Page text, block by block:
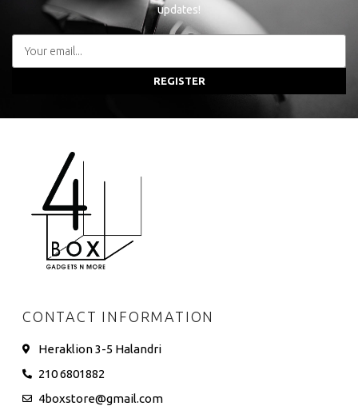
updates!
REGISTER
CONTACT INFORMATION
Heraklion 3-5 Halandri
210 6801882
4boxstore@gmail.com